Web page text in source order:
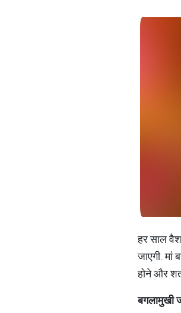
हर साल
जाएगी. मां
होने और
बगलामुखी